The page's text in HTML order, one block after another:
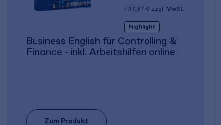
37,37 € zzgl. MwSt.
Highlight
Business English für Controlling &
Finance - inkl. Arbeitshilfen online
Zum Produkt